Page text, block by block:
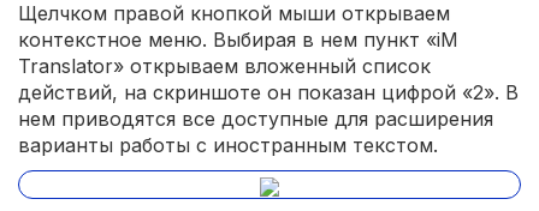
Щелчком правой кнопкой мыши открываем
контекстное меню. Выбирая в нем пункт «iM
Translator» открываем вложенный список
действий, на скриншоте он показан цифрой «2». В
нем приводятся все доступные для расширения
варианты работы с иностранным текстом.